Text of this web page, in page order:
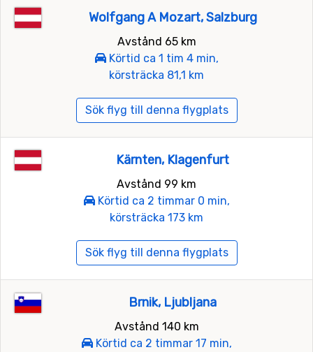
Wolfgang A Mozart, Salzburg
Avstånd 65 km
Körtid ca 1 tim 4 min,
körsträcka 81,1 km
Sök flyg till denna flygplats
Kärnten, Klagenfurt
Avstånd 99 km
Körtid ca 2 timmar 0 min,
körsträcka 173 km
Sök flyg till denna flygplats
Brnik, Ljubljana
Avstånd 140 km
Körtid ca 2 timmar 17 min,